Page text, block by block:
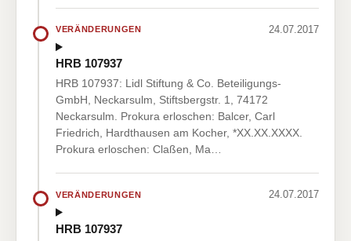
VERÄNDERUNGEN 24.07.2017
HRB 107937
HRB 107937: Lidl Stiftung & Co. Beteiligungs-
GmbH, Neckarsulm, Stiftsbergstr. 1, 74172
Neckarsulm. Prokura erloschen: Balcer, Carl
Friedrich, Hardthausen am Kocher, *XX.XX.XXXX.
Prokura erloschen: Claßen, Ma…
VERÄNDERUNGEN 24.07.2017
HRB 107937